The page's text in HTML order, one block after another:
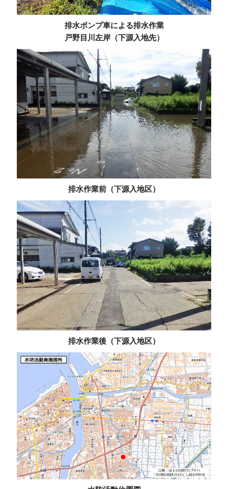
排水ポンプ車による排水作業
戸野目川左岸（下源入地先）
排水作業前（下源入地区）
排水作業後（下源入地区）